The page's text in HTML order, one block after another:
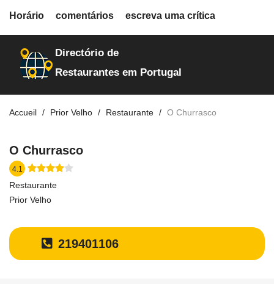
restaurantes
Directório de
Restaurantes em Portugal
Accueil Prior Velho Restaurante O Churrasco
O Churrasco
4.1
Restaurante
Prior Velho
219401106
Horário comentários escreva uma crítica